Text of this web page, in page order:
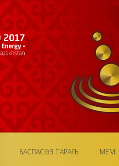
БАСПАСӨЗ ПАРАҒЫ МЕМ.